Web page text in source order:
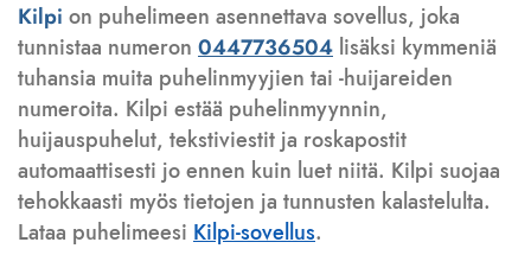
Kilpi on puhelimeen asennettava sovellus, joka
tunnistaa numeron 0447736504 lisäksi kymmeniä
tuhansia muita puhelinmyyjien tai -huijareiden
numeroita. Kilpi estää puhelinmyynnin,
huijauspuhelut, tekstiviestit ja roskapostit
automaattisesti jo ennen kuin luet niitä. Kilpi suojaa
tehokkaasti myös tietojen ja tunnusten kalastelulta.
Lataa puhelimeesi Kilpi-sovellus.